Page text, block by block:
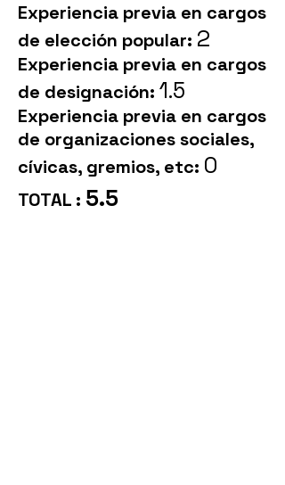
Experiencia previa en cargos
de elección popular: 2
Experiencia previa en cargos
de designación: 1.5
Experiencia previa en cargos
de organizaciones sociales,
cívicas, gremios, etc: 0
TOTAL : 5.5